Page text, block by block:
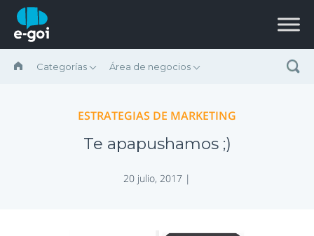
Saltar al contenido
Categorías Área de negocios
ESTRATEGIAS DE MARKETING
Te apapushamos ;)
20 julio, 2017 |